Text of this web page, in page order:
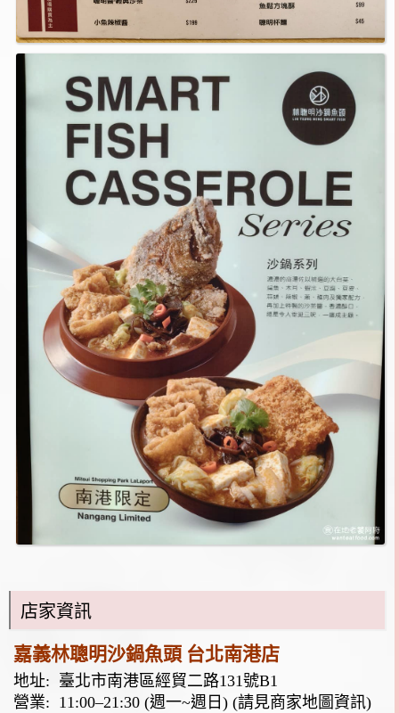
店家資訊
嘉義林聰明沙鍋魚頭 台北南港店
地址: 臺北市南港區經貿二路131號B1
營業: 11:00–21:30 (週一~週日) (請見商家地圖資訊)